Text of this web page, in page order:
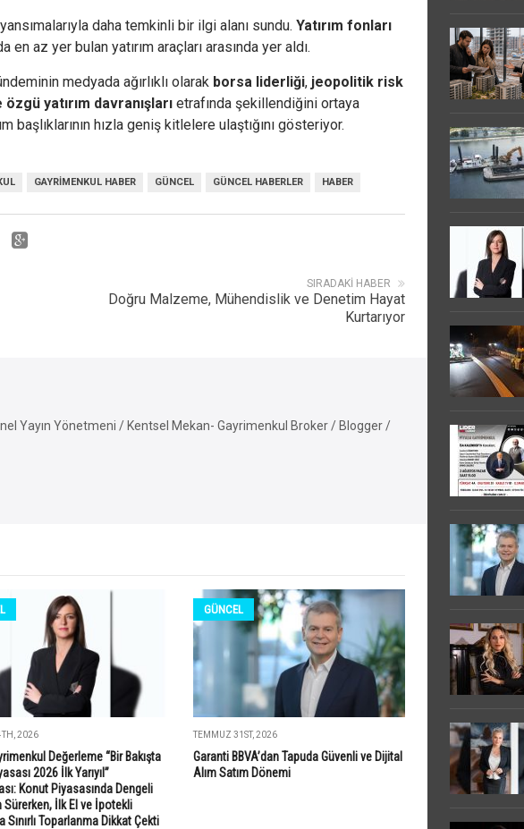
daha temkinli bir ilgi alanı sundu. Yatırım fonları
en az yer bulan yatırım araçları arasında yer aldı.
medyada ağırlıklı olarak borsa liderliği, jeopolitik risk
özgü yatırım davranışları etrafında şekillendiğini ortaya
başlıklarının hızla geniş kitlelere ulaştığını gösteriyor.
GAYRIMENKUL HABER GÜNCEL GÜNCEL HABERLER HABER
SIRADAKI HABER
Doğru Malzeme, Mühendislik ve Denetim Hayat
Kurtarıyor
Yayın Yönetmeni / Kentsel Mekan- Gayrimenkul Broker / Blogger /
2026
Değerleme “Bir Bakışta
2026 İlk Yarıyıl”
Konut Piyasasında Dengeli
Sürerken, İlk El ve İpotekli
Sınırlı Toparlanma Dikkat Çekti
GÜNCEL
TEMMUZ 31ST, 2026
Garanti BBVA’dan Tapuda Güvenli ve Dijital
Alım Satım Dönemi